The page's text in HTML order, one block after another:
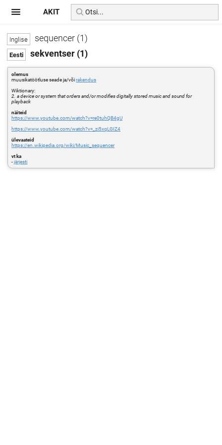
sequencer (1)
sekventser (1)
olemus
muusikatöötluse seade ja/võirakendus
Wiktionary:
2. a device or system that orders and/or modifies digitally stored music and sound for
playback
näiteid
https://www.youtube.com/watch?v=re0tuhQB4gU
https://www.youtube.com/watch?v=_zi5xqLGIZ4
ülevaateid
https://en.wikipedia.org/wiki/Music_sequencer
vt ka
-järjesti
AKIT